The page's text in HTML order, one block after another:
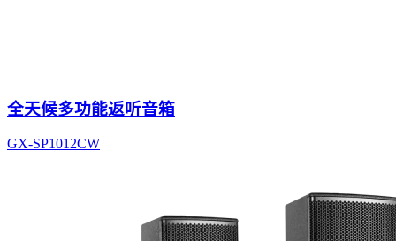
全天候多功能返听音箱
GX-SP1012CW